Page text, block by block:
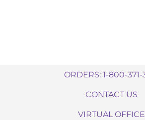
ORDERS: 1-800-371-
CONTACT US
VIRTUAL OFFICE